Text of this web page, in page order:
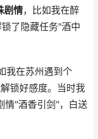
剧情，比如我在醉
了隐藏任务"酒中
我在苏州遇到个
锁好感度。当时我
情"酒香引剑"，白送